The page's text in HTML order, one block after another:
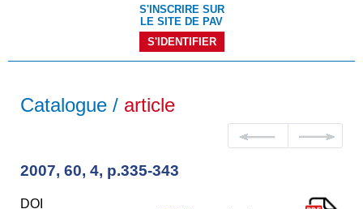
S'INSCRIRE SUR
LE SITE DE PAV
S'IDENTIFIER
Catalogue / article
2007, 60, 4, p.335-343
DOI